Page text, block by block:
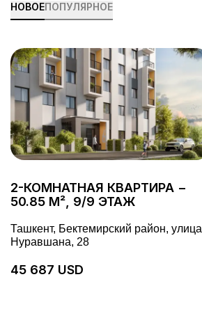
НОВОЕПОПУЛЯРНОЕ
2-КОМНАТНАЯ КВАРТИРА −
50.85 М², 9/9 ЭТАЖ
Ташкент, Бектемирский район, улица
Нуравшана, 28
45 687 USD